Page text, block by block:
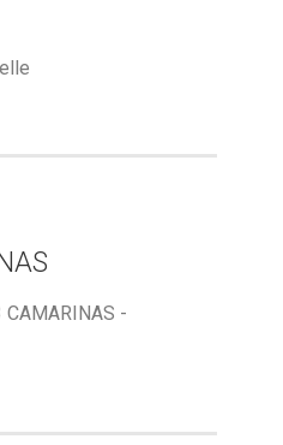
CAMARINAS -